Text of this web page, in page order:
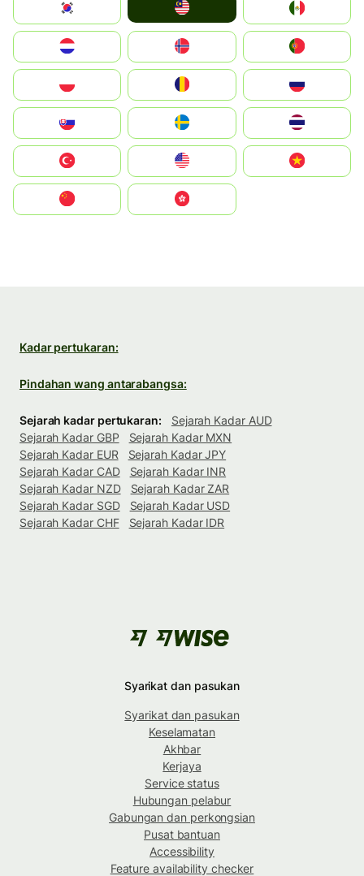
South Korea
United States
中國香港特別行政區
Kadar pertukaran:
Pindahan wang antarabangsa:
Sejarah kadar pertukaran:
Sejarah Kadar AUD
Sejarah Kadar GBP
Sejarah Kadar MXN
Sejarah Kadar EUR
Sejarah Kadar JPY
Sejarah Kadar CAD
Sejarah Kadar INR
Sejarah Kadar NZD
Sejarah Kadar ZAR
Sejarah Kadar SGD
Sejarah Kadar USD
Sejarah Kadar CHF
Sejarah Kadar IDR
Syarikat dan pasukan
Syarikat dan pasukan
Keselamatan
Akhbar
Kerjaya
Service status
Hubungan pelabur
Gabungan dan perkongsian
Pusat bantuan
Accessibility
Feature availability checker